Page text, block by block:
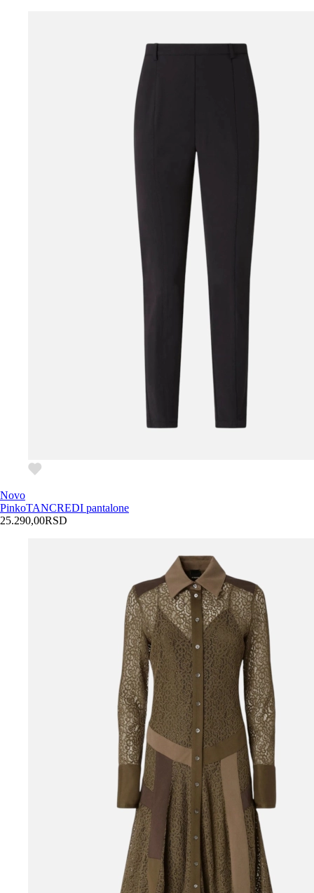
Novo
PinkoTANCREDI pantalone
25.290,00RSD